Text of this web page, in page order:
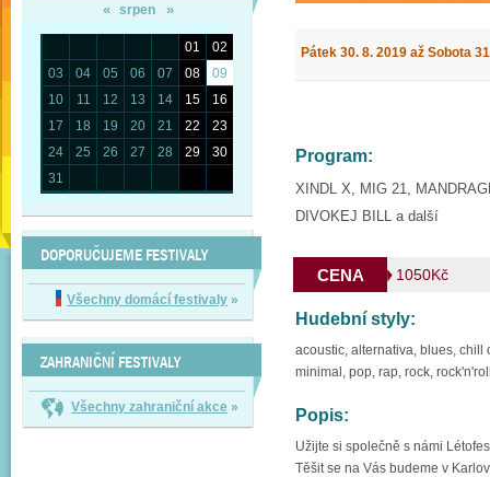
« srpen »
01
02
03
04 05 06 07 08
09
10
11 12 13 14 15
16
17
18 19 20 21 22
23
24
25 26 27 28 29
30
31
DOPORUČUJEME FESTIVALY
Všechny domácí festivaly »
ZAHRANIČNÍ FESTIVALY
Všechny zahraniční akce »
Pátek 30. 8. 2019 až Sobota
Program:
XINDL X, MIG 21,
DIVOKEJ BILL a další
CENA 1050Kč
Hudební styly:
acoustic, alternativa, blues, chill
minimal, pop, rap, rock,
Popis:
Užijte si společně s námi
Těšit se na Vás budeme v